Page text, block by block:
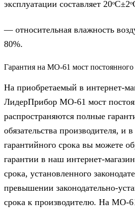
эксплуатации составляет
— относительная влажность
80%.
Гарантия на МО-61 мост постоянного
На приобретаемый в интернет-
ЛидерПрибор МО-61 мост
распространяются полные
обязательства производителя, и
гарантийного срока вы можете
гарантии в наш интернет-
срока, установленного
превышении законодательно-
срока к производителю. На МО-